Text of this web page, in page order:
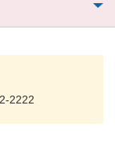
2222